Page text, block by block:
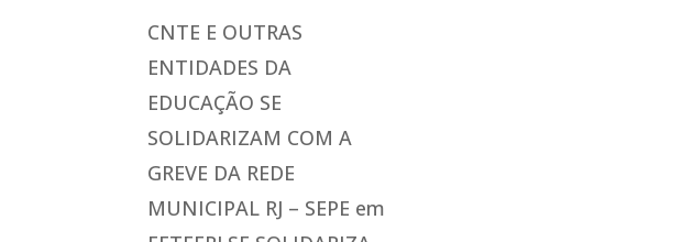
CNTE E OUTRAS
ENTIDADES DA
EDUCAÇÃO SE
SOLIDARIZAM COM A
GREVE DA REDE
MUNICIPAL RJ – SEPE em